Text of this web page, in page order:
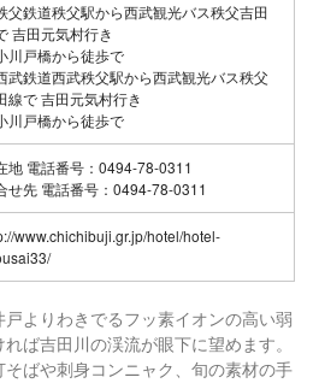
父鉄道秩父駅から西武観光バス秩父吉田
吉田元気村行き
川戸橋から徒歩で
武鉄道西武秩父駅から西武観光バス秩父
線で 吉田元気村行き
川戸橋から徒歩で
地 電話番号：0494-78-0311
せ先 電話番号：0494-78-0311
www.chichibuji.gr.jp/hotel/hotel-
よりわきでるフッ素イオンの高い弱
ば吉田川の渓流が眼下に望めます。
ばや刺身コンニャク、旬の素材の手